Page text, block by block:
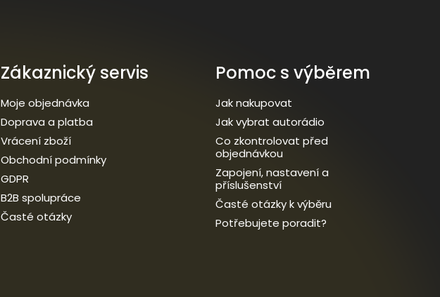
Zákaznický servis
Moje objednávka
Doprava a platba
Vrácení zboží
Obchodní podmínky
GDPR
B2B spolupráce
Časté otázky
Pomoc s výběrem
Jak nakupovat
Jak vybrat autorádio
Co zkontrolovat před
objednávkou
Zapojení, nastavení a
příslušenství
Časté otázky k výběru
Potřebujete poradit?